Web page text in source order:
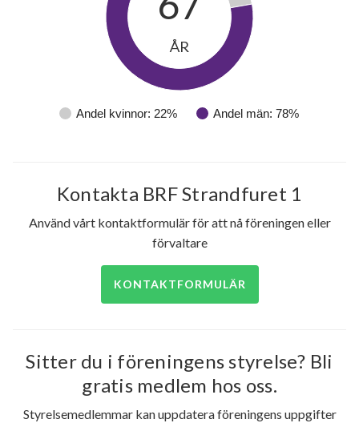
Andel kvinnor: 22% Andel män: 78%
ÅR
Kontakta BRF Strandfuret 1
Använd vårt kontaktformulär för att nå föreningen eller
förvaltare
KONTAKTFORMULÄR
Sitter du i föreningens styrelse? Bli
gratis medlem hos oss.
Styrelsemedlemmar kan uppdatera föreningens uppgifter